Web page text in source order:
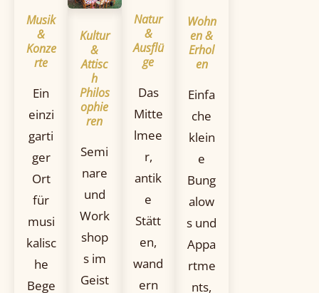
Musik
&
Konze
rte
Ein
einzi
garti
ger
Ort
für
musi
kalisc
he
Bege
Kultur
&
Attisc
h
Philos
ophie
ren
Semi
nare
und
Work
shop
s im
Geist
Natur
&
Ausflü
ge
Das
Mitte
lmee
r,
antik
e
Stätt
en,
wand
ern
Wohn
en &
Erhol
en
Einfa
che
klein
e
Bung
alow
s und
Appa
rtme
nts,